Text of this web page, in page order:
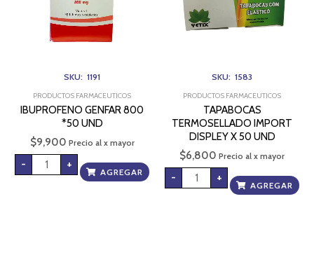
SKU: 1191
PRODUCTOS FARMACEUTICOS
IBUPROFENO GENFAR 800
*50 UND
$9,900 Precio al x mayor
- +
AGREGAR
SKU: 1583
PRODUCTOS FARMACEUTICOS
TAPABOCAS
TERMOSELLADO IMPORT
DISPLEY X 50 UND
$6,800 Precio al x mayor
- +
AGREGAR